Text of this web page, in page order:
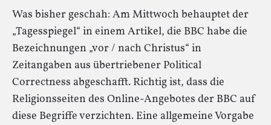
Was bisher geschah: Am Mittwoch behauptet der
„Tagesspiegel“ in einem Artikel, die BBC habe die
Bezeichnungen „vor / nach Christus“ in
Zeitangaben aus übertriebener Political
Correctness abgeschafft. Richtig ist, dass die
Religionsseiten des Online-Angebotes der BBC auf
diese Begriffe verzichten. Eine allgemeine Vorgabe